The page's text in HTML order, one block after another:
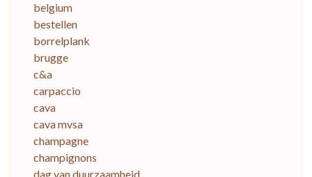
belgium
bestellen
borrelplank
brugge
c&a
carpaccio
cava
cava mvsa
champagne
champignons
dag van duurzaamheid